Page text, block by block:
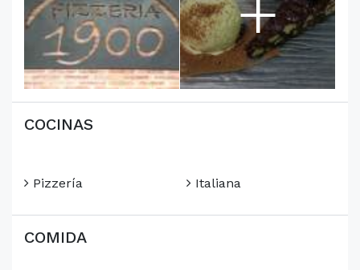
COCINAS
Pizzería Italiana
COMIDA